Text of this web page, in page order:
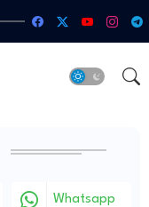
Whatsapp